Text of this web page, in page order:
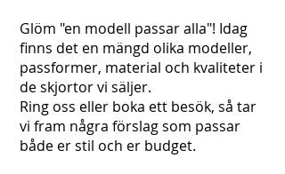
Glöm "en modell passar alla"! Idag
finns det en mängd olika modeller,
passformer, material och kvaliteter i
de skjortor vi säljer.
Ring oss eller boka ett besök, så tar
vi fram några förslag som passar
både er stil och er budget.